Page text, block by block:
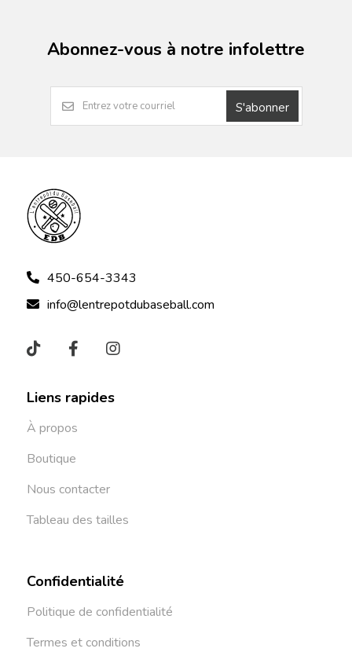
Abonnez-vous à notre infolettre
S'abonner
450-654-3343
info@lentrepotdubaseball.com
Liens rapides
À propos
Boutique
Nous contacter
Tableau des tailles
Confidentialité
Politique de confidentialité
Termes et conditions